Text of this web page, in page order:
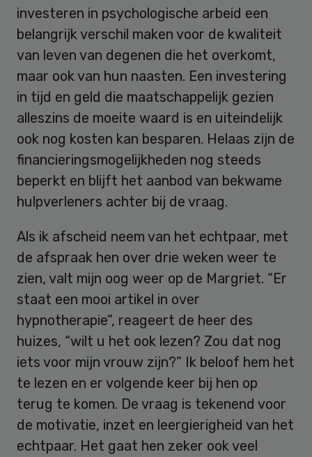
investeren in psychologische arbeid een
belangrijk verschil maken voor de kwaliteit
van leven van degenen die het overkomt,
maar ook van hun naasten. Een investering
in tijd en geld die maatschappelijk gezien
alleszins de moeite waard is en uiteindelijk
ook nog kosten kan besparen. Helaas zijn de
financieringsmogelijkheden nog steeds
beperkt en blijft het aanbod van bekwame
hulpverleners achter bij de vraag.
Als ik afscheid neem van het echtpaar, met
de afspraak hen over drie weken weer te
zien, valt mijn oog weer op de Margriet. “Er
staat een mooi artikel in over
hypnotherapie”, reageert de heer des
huizes, “wilt u het ook lezen? Zou dat nog
iets voor mijn vrouw zijn?” Ik beloof hem het
te lezen en er volgende keer bij hen op
terug te komen. De vraag is tekenend voor
de motivatie, inzet en leergierigheid van het
echtpaar. Het gaat hen zeker ook veel